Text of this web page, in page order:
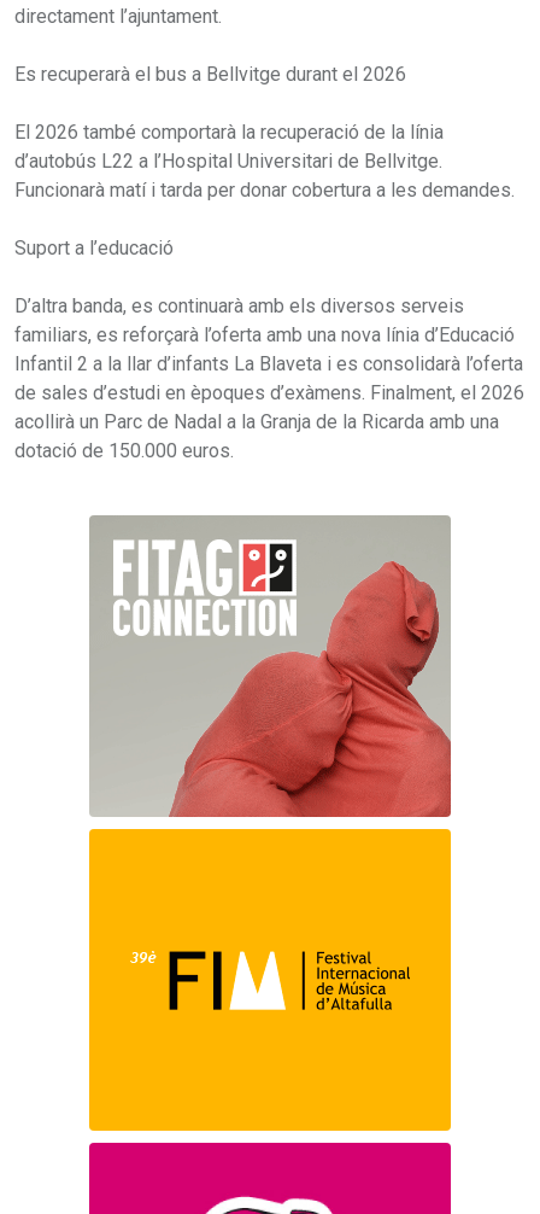
directament l’ajuntament.
Es recuperarà el bus a Bellvitge durant el 2026
El 2026 també comportarà la recuperació de la línia
d’autobús L22 a l’Hospital Universitari de Bellvitge.
Funcionarà matí i tarda per donar cobertura a les demandes.
Suport a l’educació
D’altra banda, es continuarà amb els diversos serveis
familiars, es reforçarà l’oferta amb una nova línia d’Educació
Infantil 2 a la llar d’infants La Blaveta i es consolidarà l’oferta
de sales d’estudi en èpoques d’exàmens. Finalment, el 2026
acollirà un Parc de Nadal a la Granja de la Ricarda amb una
dotació de 150.000 euros.